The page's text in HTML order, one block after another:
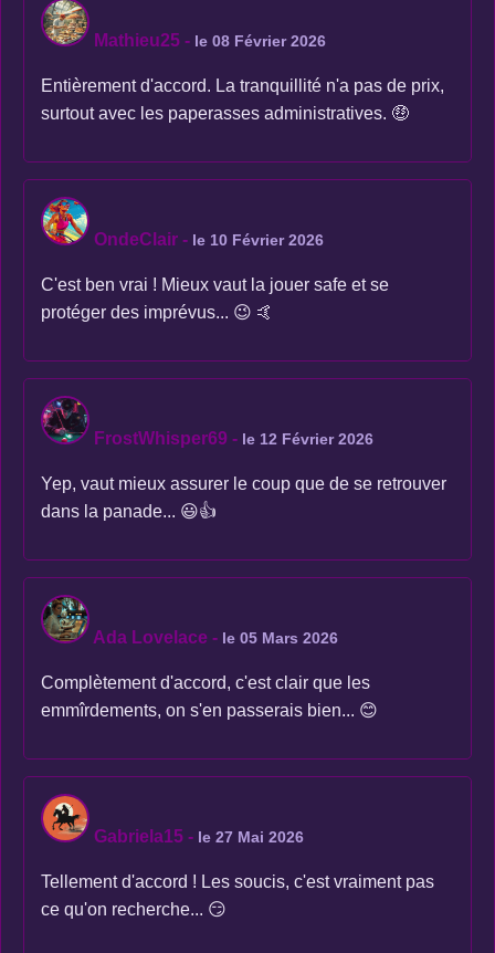
Mathieu25 - le 08 Février 2026
Entièrement d'accord. La tranquillité n'a pas de prix,
surtout avec les paperasses administratives. 🤑
OndeClair - le 10 Février 2026
C'est ben vrai ! Mieux vaut la jouer safe et se
protéger des imprévus... 😉 🤙
FrostWhisper69 - le 12 Février 2026
Yep, vaut mieux assurer le coup que de se retrouver
dans la panade... 😃👍
Ada Lovelace - le 05 Mars 2026
Complètement d'accord, c'est clair que les
emmîrdements, on s'en passerais bien... 😊
Gabriela15 - le 27 Mai 2026
Tellement d'accord ! Les soucis, c'est vraiment pas
ce qu'on recherche... 😏